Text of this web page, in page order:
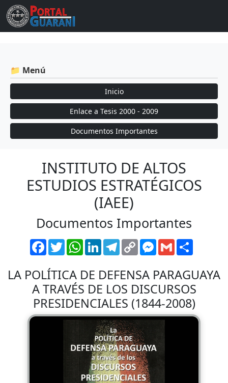
📁 Menú
Inicio
Enlace a Tesis 2000 - 2009
Documentos Importantes
INSTITUTO DE ALTOS
ESTUDIOS ESTRATÉGICOS
(IAEE)
Documentos Importantes
Facebook
TwitterWhatsApp
LinkedInTelegram
Copy
Link
Messenger
Gmail
LA POLÍTICA DE DEFENSA PARAGUAYA
A TRAVÉS DE LOS DISCURSOS
PRESIDENCIALES (1844-2008)